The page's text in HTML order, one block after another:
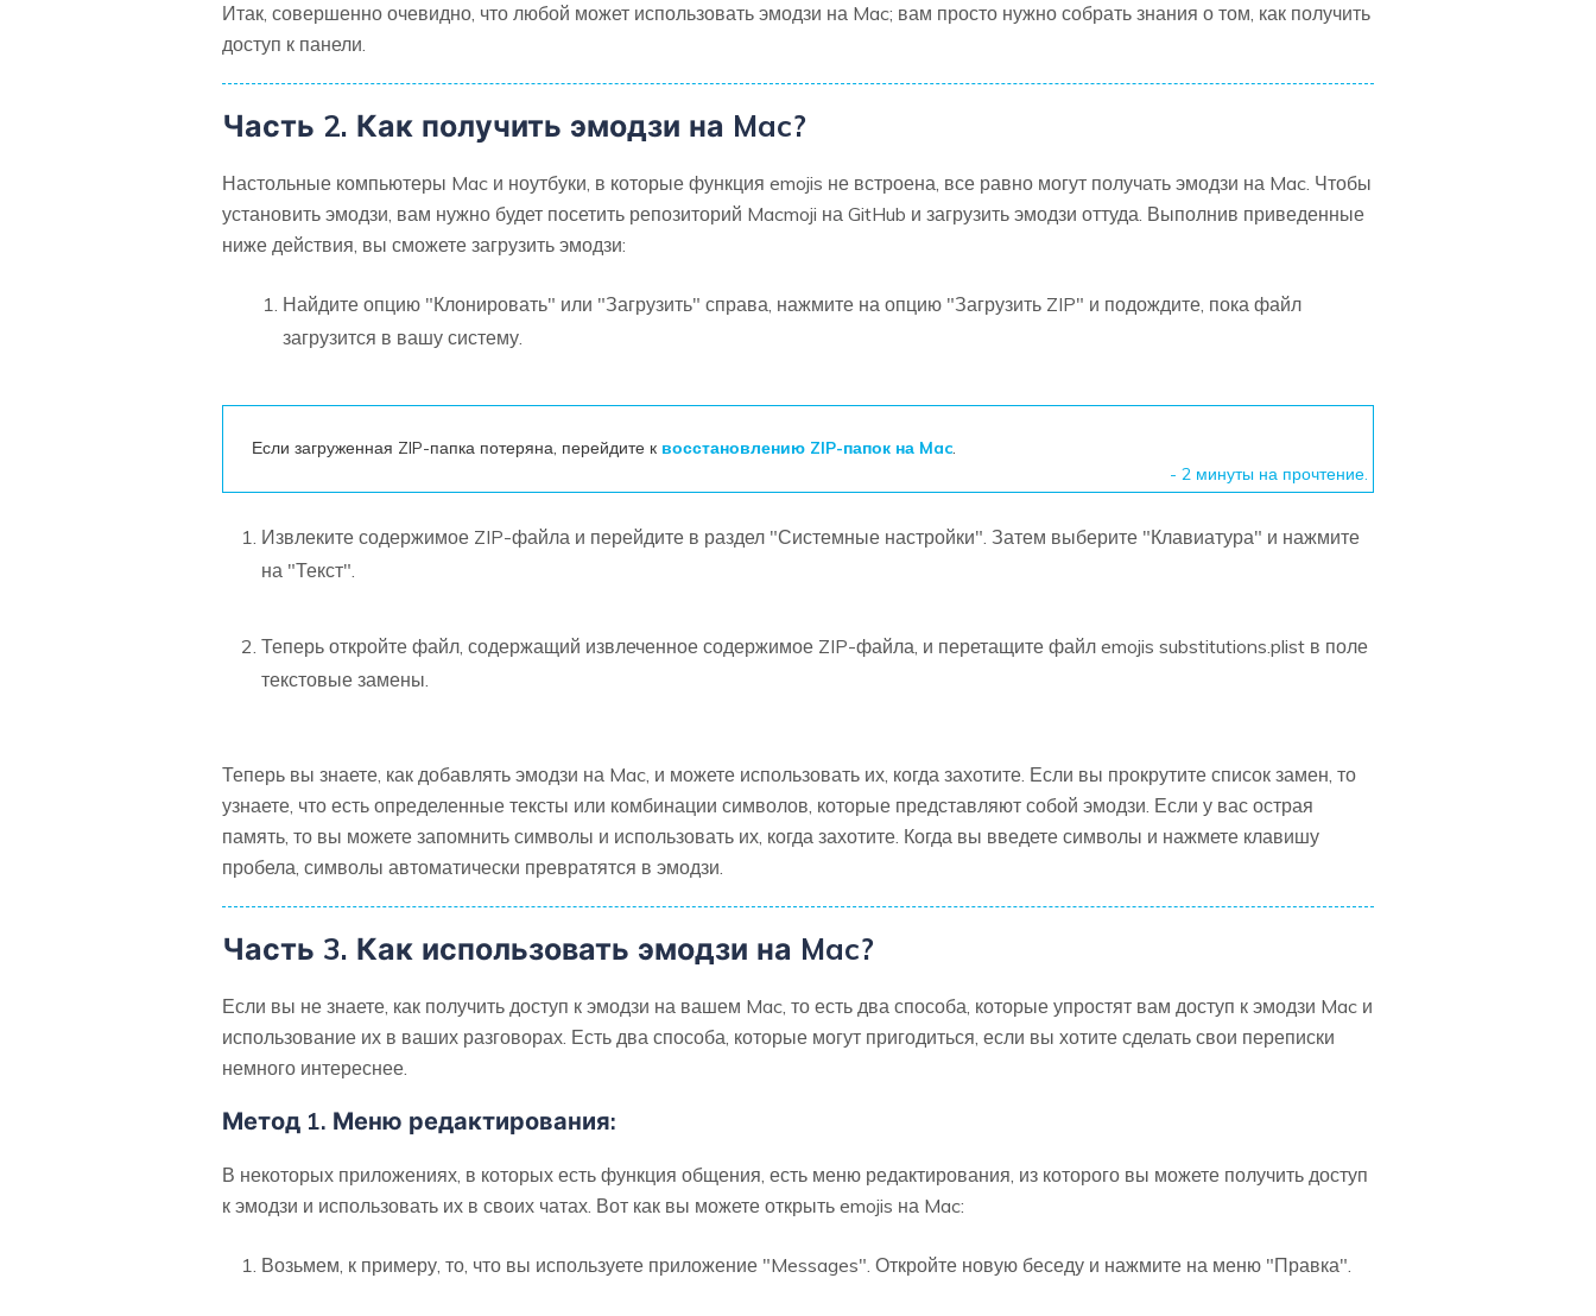
Итак, совершенно очевидно, что любой может использовать эмодзи на Mac; вам просто нужно собрать знания о том, как получить
доступ к панели.
Часть 2. Как получить эмодзи на Mac?
Настольные компьютеры Mac и ноутбуки, в которые функция emojis не встроена, все равно могут получать эмодзи на Mac. Чтобы
установить эмодзи, вам нужно будет посетить репозиторий Macmoji на GitHub и загрузить эмодзи оттуда. Выполнив приведенные
ниже действия, вы сможете загрузить эмодзи:
Найдите опцию "Клонировать" или "Загрузить" справа, нажмите на опцию "Загрузить ZIP" и подождите, пока файл
загрузится в вашу систему.
Если загруженная ZIP-папка потеряна, перейдите к восстановлению ZIP-папок на Mac.
- 2 минуты на прочтение.
Извлеките содержимое ZIP-файла и перейдите в раздел "Системные настройки". Затем выберите "Клавиатура" и нажмите
на "Текст".
Теперь откройте файл, содержащий извлеченное содержимое ZIP-файла, и перетащите файл emojis substitutions.plist в поле
текстовые замены.
Теперь вы знаете, как добавлять эмодзи на Mac, и можете использовать их, когда захотите. Если вы прокрутите список замен, то
узнаете, что есть определенные тексты или комбинации символов, которые представляют собой эмодзи. Если у вас острая
память, то вы можете запомнить символы и использовать их, когда захотите. Когда вы введете символы и нажмете клавишу
пробела, символы автоматически превратятся в эмодзи.
Часть 3. Как использовать эмодзи на Mac?
Если вы не знаете, как получить доступ к эмодзи на вашем Mac, то есть два способа, которые упростят вам доступ к эмодзи Mac и
использование их в ваших разговорах. Есть два способа, которые могут пригодиться, если вы хотите сделать свои переписки
немного интереснее.
Метод 1. Меню редактирования:
В некоторых приложениях, в которых есть функция общения, есть меню редактирования, из которого вы можете получить доступ
к эмодзи и использовать их в своих чатах. Вот как вы можете открыть emojis на Mac:
Возьмем, к примеру, то, что вы используете приложение "Messages". Откройте новую беседу и нажмите на меню "Правка".